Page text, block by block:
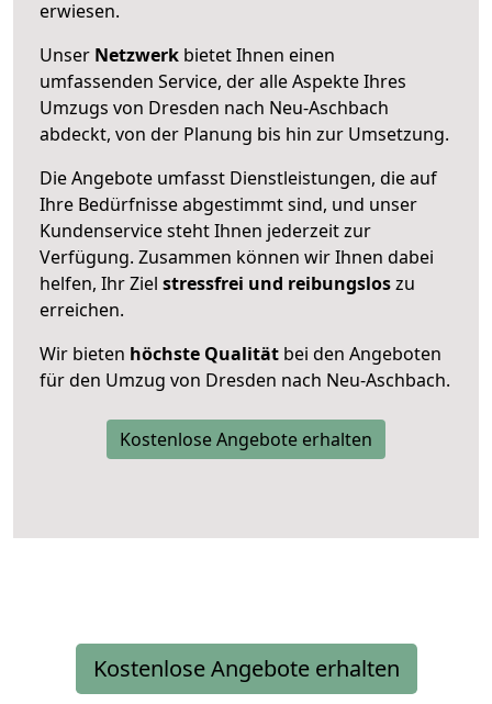
erwiesen.
Unser Netzwerk bietet Ihnen einen
umfassenden Service, der alle Aspekte Ihres
Umzugs von Dresden nach Neu-Aschbach
abdeckt, von der Planung bis hin zur Umsetzung.
Die Angebote umfasst Dienstleistungen, die auf
Ihre Bedürfnisse abgestimmt sind, und unser
Kundenservice steht Ihnen jederzeit zur
Verfügung. Zusammen können wir Ihnen dabei
helfen, Ihr Ziel stressfrei und reibungsloszu
erreichen.
Wir bieten höchste Qualität bei den Angeboten
für den Umzug von Dresden nach Neu-Aschbach.
Kostenlose Angebote erhalten
Kostenlose Angebote erhalten